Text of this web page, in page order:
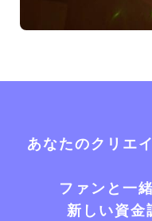
あなたのクリエ
ファンと一
新しい資金